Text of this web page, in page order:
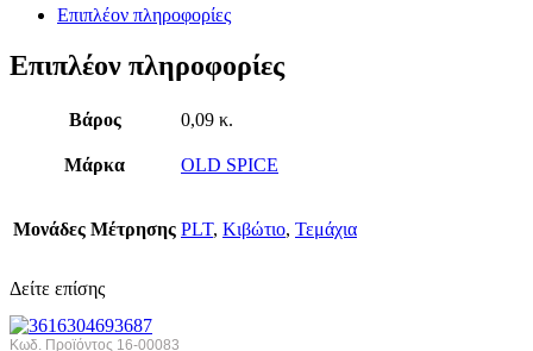
Επιπλέον πληροφορίες
Επιπλέον πληροφορίες
Βάρος 0,09 κ.
Μάρκα OLD SPICE
Μονάδες Μέτρησης PLT, Κιβώτιο, Τεμάχια
Δείτε επίσης
Κωδ. Προϊόντος 16-00083